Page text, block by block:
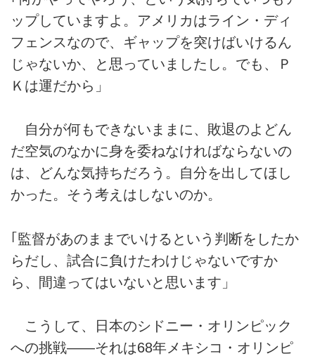
ップしていますよ。アメリカはライン・ディ
フェンスなので、ギャップを突けばいけるん
じゃないか、と思っていましたし。でも、Ｐ
Ｋは運だから」
自分が何もできないままに、敗退のよどん
だ空気のなかに身を委ねなければならないの
は、どんな気持ちだろう。自分を出してほし
かった。そう考えはしないのか。
｢監督があのままでいけるという判断をしたか
らだし、試合に負けたわけじゃないですか
ら、間違ってはいないと思います」
こうして、日本のシドニー・オリンピック
への挑戦――それは68年メキシコ・オリンピ